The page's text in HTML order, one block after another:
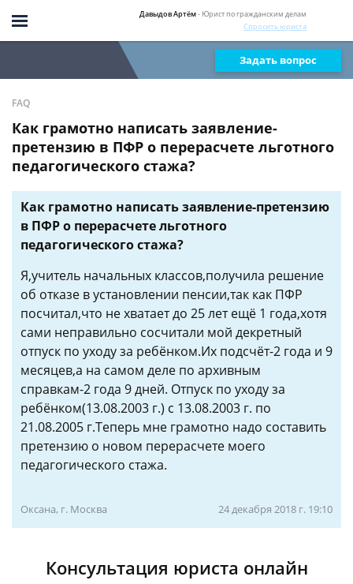
Давыдов Артём- Юрист по гражданским делам
Спросить юриста
Задать вопрос
FAQ
Как грамотно написать заявление-
претензию в ПФР о перерасчете льготного
педагогического стажа?
Как грамотно написать заявление-претензию
в ПФР о перерасчете льготного
педагогического стажа?
Я,учитель начальных классов,получила решение
об отказе в установлении пенсии,так как ПФР
посчитал,что не хватает до 25 лет ещё 1 года,хотя
сами неправильно сосчитали мой декретный
отпуск по уходу за ребёнком.Их подсчёт-2 года и 9
месяцев,а на самом деле по архивным
справкам-2 года 9 дней. Отпуск по уходу за
ребёнком(13.08.2003 г.) с 13.08.2003 г. по
21.08.2005 г.Теперь мне грамотно надо составить
претензию о новом перерасчете моего
педагогического стажа.
Оксана, г. Москва 24 декабря 2018 г. 19:10
Консультация юриста онлайн